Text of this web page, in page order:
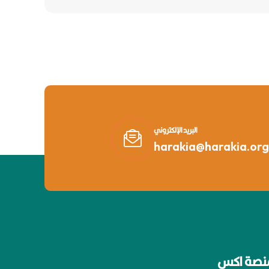
البريد الإلكتروني
اكس